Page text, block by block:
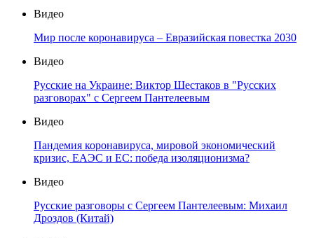
Видео
Мир после коронавируса – Евразийская повестка 2030
Видео
Русские на Украине: Виктор Шестаков в "Русских
разговорах" с Сергеем Пантелеевым
Видео
Пандемия коронавируса, мировой экономический
кризис, ЕАЭС и ЕС: победа изоляционизма?
Видео
Русские разговоры с Сергеем Пантелеевым: Михаил
Дроздов (Китай)